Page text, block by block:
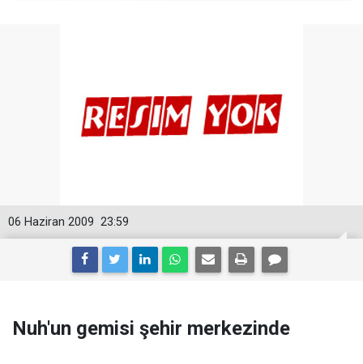
23:59
06 Haziran 2009
Nuh'un gemisi şehir merkezinde